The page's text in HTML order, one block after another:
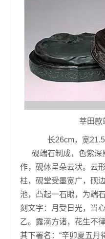
莘田
长26cm，宽
砚端石制成，色紫深
作，砚体呈朵云状。云
柱，砚堂受墨宽广，砚
池，凸起一石眼，为端
刻文字：月受日光，当
乙。露滴方诸，花生不
其下署名：“辛卯夏五月